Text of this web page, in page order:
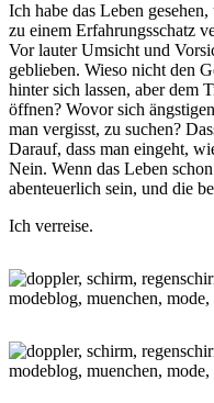
Ich habe das Leben
zu einem Erfahrungsschatz
Vor lauter Umsicht und
geblieben. Wieso nicht den
hinter sich lassen, aber dem
öffnen? Wovor sich
man vergisst, zu suchen?
Darauf, dass man eingeht,
Nein. Wenn das Leben
abenteuerlich sein, und die
Ich verreise.